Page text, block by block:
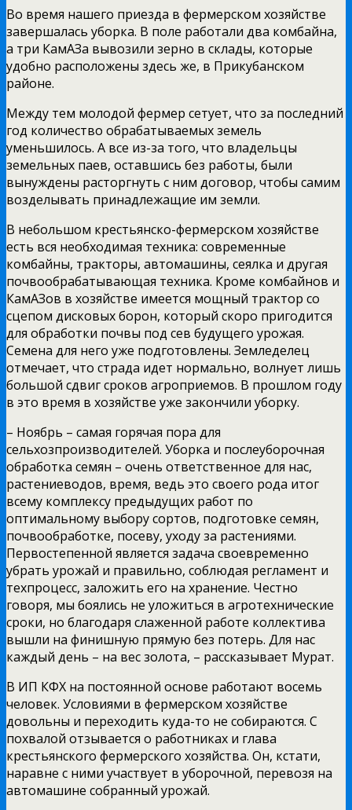
Во время нашего приезда в фермерском хозяйстве
завершалась уборка. В поле работали два комбайна,
а три КамАЗа вывозили зерно в склады, которые
удобно расположены здесь же, в Прикубанском
районе.
Между тем молодой фермер сетует, что за последний
год количество обрабатываемых земель
уменьшилось. А все из-за того, что владельцы
земельных паев, оставшись без работы, были
вынуждены расторгнуть с ним договор, чтобы самим
возделывать принадлежащие им земли.
В небольшом крестьянско-фермерском хозяйстве
есть вся необходимая техника: современные
комбайны, тракторы, автомашины, сеялка и другая
почвообрабатывающая техника. Кроме комбайнов и
КамАЗов в хозяйстве имеется мощный трактор со
сцепом дисковых борон, который скоро пригодится
для обработки почвы под сев будущего урожая.
Семена для него уже подготовлены. Земледелец
отмечает, что страда идет нормально, волнует лишь
большой сдвиг сроков агроприемов. В прошлом году
в это время в хозяйстве уже закончили уборку.
– Ноябрь – самая горячая пора для
сельхозпроизводителей. Уборка и послеуборочная
обработка семян – очень ответственное для нас,
растениеводов, время, ведь это своего рода итог
всему комплексу предыдущих работ по
оптимальному выбору сортов, подготовке семян,
почвообработке, посеву, уходу за растениями.
Первостепенной является задача своевременно
убрать урожай и правильно, соблюдая регламент и
техпроцесс, заложить его на хранение. Честно
говоря, мы боялись не уложиться в агротехнические
сроки, но благодаря слаженной работе коллектива
вышли на финишную прямую без потерь. Для нас
каждый день – на вес золота, – рассказывает Мурат.
В ИП КФХ на постоянной основе работают восемь
человек. Условиями в фермерском хозяйстве
довольны и переходить куда-то не собираются. С
похвалой отзывается о работниках и глава
крестьянского фермерского хозяйства. Он, кстати,
наравне с ними участвует в уборочной, перевозя на
автомашине собранный урожай.